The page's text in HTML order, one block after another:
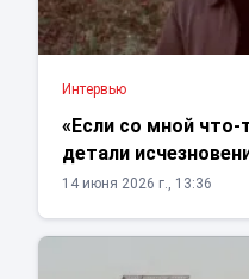
Интервью
«Если со мной что-
детали
14 июня 2026 г., 13:36